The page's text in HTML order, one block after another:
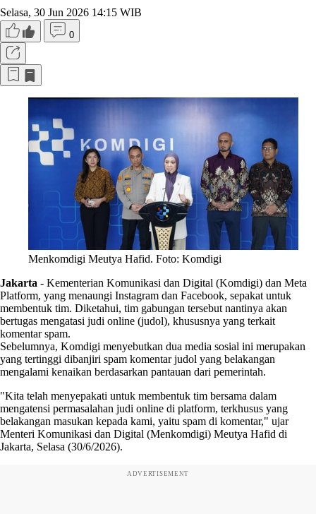
Selasa, 30 Jun 2026 14:15 WIB
0
Menkomdigi Meutya Hafid. Foto: Komdigi
Jakarta - Kementerian Komunikasi dan Digital (Komdigi) dan Meta
Platform, yang menaungi Instagram dan Facebook, sepakat untuk
membentuk tim. Diketahui, tim gabungan tersebut nantinya akan
bertugas mengatasi judi online (judol), khususnya yang terkait
komentar spam.
Sebelumnya, Komdigi menyebutkan dua media sosial ini merupakan
yang tertinggi dibanjiri spam komentar judol yang belakangan
mengalami kenaikan berdasarkan pantauan dari pemerintah.
"Kita telah menyepakati untuk membentuk tim bersama dalam
mengatensi permasalahan judi online di platform, terkhusus yang
belakangan masukan kepada kami, yaitu spam di komentar," ujar
Menteri Komunikasi dan Digital (Menkomdigi) Meutya Hafid di
Jakarta, Selasa (30/6/2026).
ADVERTISEMENT